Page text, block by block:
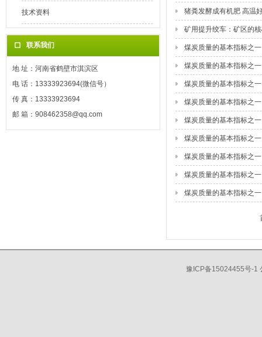
技术资料
联系我们
地 址：河南省鹤壁市淇滨区
电 话：13333923694(微信号）
传 真：13333923694
邮 箱：908462358@qq.com
猪粪发酵成有机肥 高温
矿用提升绞车：矿区的
煤炭质量的基本指标之
煤炭质量的基本指标之
煤炭质量的基本指标之
煤炭质量的基本指标之
煤炭质量的基本指标之
煤炭质量的基本指标之
煤炭质量的基本指标之
煤炭质量的基本指标之
煤炭质量的基本指标之
豫ICP备15024455号-1